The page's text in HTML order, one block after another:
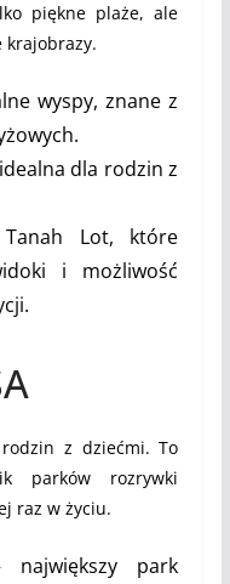
piękne plaże, ale
krajobrazy.
wyspy, znane z
dla rodzin z
Lot, które
i możliwość
z dziećmi. To
parków rozrywki
raz w życiu.
park